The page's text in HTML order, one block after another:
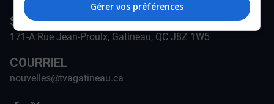
STATION
171-A Rue Jean-Proulx, Gatineau, QC J8Z 1W5
COURRIEL
nouvelles@tvagatineau.ca
Gérer vos préférences